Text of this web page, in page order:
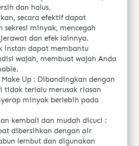
dan halus.
secara efektif dapat
sekresi minyak, mencegah
dan efek lainnya.
instan dapat membantu
wajah, membuat wajah Anda
Up : Dibandingkan dengan
tidak terlalu merusak riasan
minyak berlebih pada
kembali dan mudah dicuci :
dibersihkan dengan air
lembut dan digunakan